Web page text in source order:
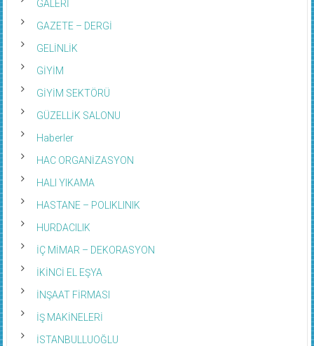
GALERİ
GAZETE – DERGİ
GELİNLİK
GİYİM
GİYİM SEKTÖRÜ
GÜZELLİK SALONU
Haberler
HAC ORGANİZASYON
HALI YIKAMA
HASTANE – POLIKLINIK
HURDACILIK
İÇ MİMAR – DEKORASYON
İKİNCİ EL EŞYA
İNŞAAT FİRMASI
İŞ MAKİNELERİ
İSTANBULLUOĞLU